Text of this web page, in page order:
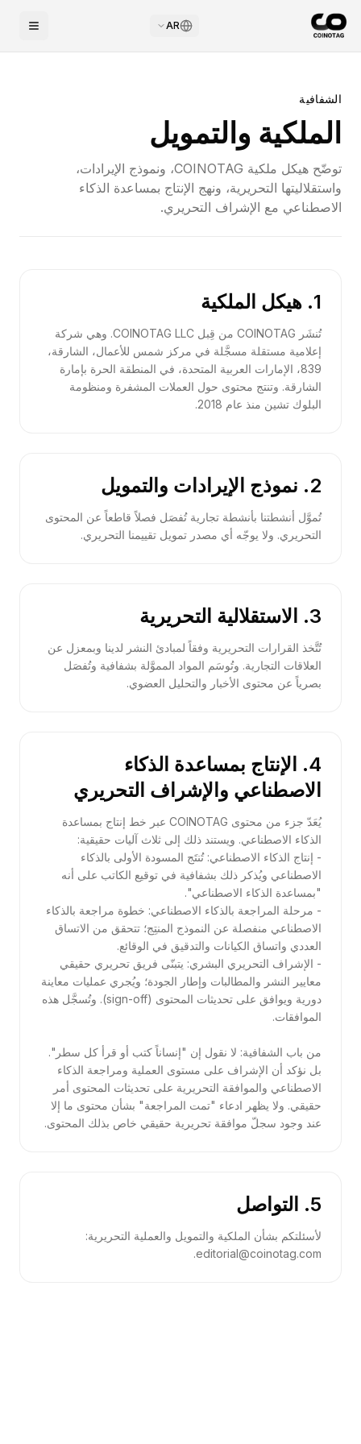
AR
الشفافية
الملكية والتمويل
توضّح هيكل ملكية COINOTAG، ونموذج الإيرادات،
واستقلاليتها التحريرية، ونهج الإنتاج بمساعدة الذكاء
الاصطناعي مع الإشراف التحريري.
1. هيكل الملكية
تُنشَر COINOTAG من قِبل COINOTAG LLC. وهي شركة
إعلامية مستقلة مسجَّلة في مركز شمس للأعمال، الشارقة،
839، الإمارات العربية المتحدة، في المنطقة الحرة بإمارة
الشارقة. وتنتج محتوى حول العملات المشفرة ومنظومة
البلوك تشين منذ عام 2018.
2. نموذج الإيرادات والتمويل
تُموَّل أنشطتنا بأنشطة تجارية تُفصَل فصلاً قاطعاً عن المحتوى
التحريري. ولا يوجّه أي مصدر تمويل تقييمنا التحريري.
3. الاستقلالية التحريرية
تُتَّخذ القرارات التحريرية وفقاً لمبادئ النشر لدينا وبمعزل عن
العلاقات التجارية. وتُوسَم المواد المموَّلة بشفافية وتُفصَل
بصرياً عن محتوى الأخبار والتحليل العضوي.
4. الإنتاج بمساعدة الذكاء
الاصطناعي والإشراف التحريري
يُعَدّ جزء من محتوى COINOTAG عبر خط إنتاج بمساعدة
- إنتاج الذكاء الاصطناعي: تُنتَج المسودة الأولى بالذكاء
الاصطناعي ويُذكر ذلك بشفافية في توقيع الكاتب على أنه
- مرحلة المراجعة بالذكاء الاصطناعي: خطوة مراجعة بالذكاء
الاصطناعي منفصلة عن النموذج المنتِج؛ تتحقق من الاتساق
- الإشراف التحريري البشري: يتبنّى فريق تحريري حقيقي
معايير النشر والمطالبات وإطار الجودة؛ ويُجري عمليات معاينة
دورية ويوافق على تحديثات المحتوى (sign-off). وتُسجَّل هذه
من باب الشفافية: لا نقول إن "إنساناً كتب أو قرأ كل سطر".
بل نؤكد أن الإشراف على مستوى العملية ومراجعة الذكاء
الاصطناعي والموافقة التحريرية على تحديثات المحتوى أمر
حقيقي. ولا يظهر ادعاء "تمت المراجعة" بشأن محتوى ما إلا
عند وجود سجلّ موافقة تحريرية حقيقي خاص بذلك المحتوى.
5. التواصل
لأسئلتكم بشأن الملكية والتمويل والعملية التحريرية:
editorial@coinotag.com.